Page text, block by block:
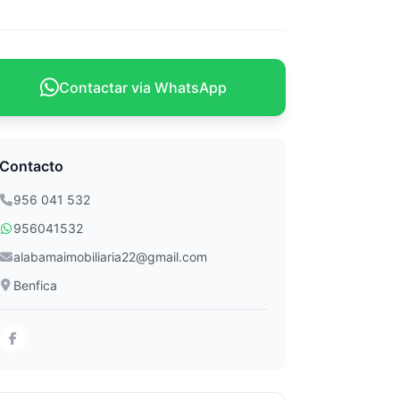
Contactar via WhatsApp
956 041 532
956041532
alabamaimobiliaria22@gmail.com
Benfica